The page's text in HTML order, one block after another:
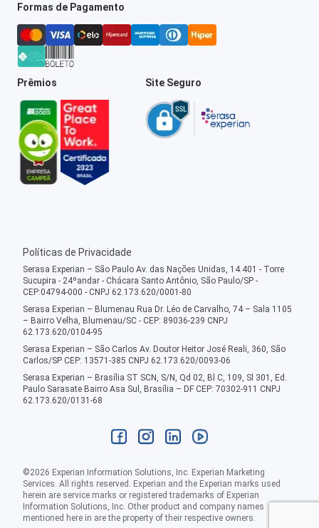
Formas de Pagamento
Prêmios Site Seguro
Políticas de Privacidade
Serasa Experian – São Paulo Av. das Nações Unidas, 14.401 - Torre
Sucupira - 24ºandar - Chácara Santo Antônio, São Paulo/SP -
CEP:04794-000 - CNPJ 62.173.620/0001-80
Serasa Experian – Blumenau Rua Dr. Léo de Carvalho, 74 – Sala 1105
– Bairro Velha, Blumenau/SC - CEP: 89036-239 CNPJ
62.173.620/0104-95
Serasa Experian – São Carlos Av. Doutor Heitor José Reali, 360, São
Carlos/SP CEP: 13571-385 CNPJ 62.173.620/0093-06
Serasa Experian – Brasília ST SCN, S/N, Qd 02, Bl C, 109, Sl 301, Ed.
Paulo Sarasate Bairro Asa Sul, Brasília – DF CEP: 70302-911 CNPJ
62.173.620/0131-68
©2026 Experian Information Solutions, Inc. Experian Marketing
Services. All rights reserved. Experian and the Experian marks used
herein are service marks or registered trademarks of Experian
Information Solutions, Inc. Other product and company names
mentioned here in are the property of their respective owners.